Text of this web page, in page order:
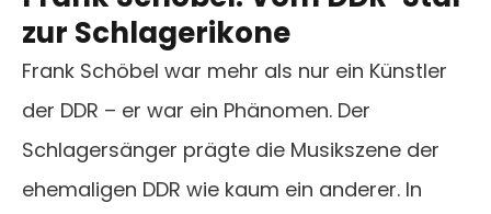
zur Schlagerikone
Frank Schöbel war mehr als nur ein Künstler
der DDR – er war ein Phänomen. Der
Schlagersänger prägte die Musikszene der
ehemaligen DDR wie kaum ein anderer. In